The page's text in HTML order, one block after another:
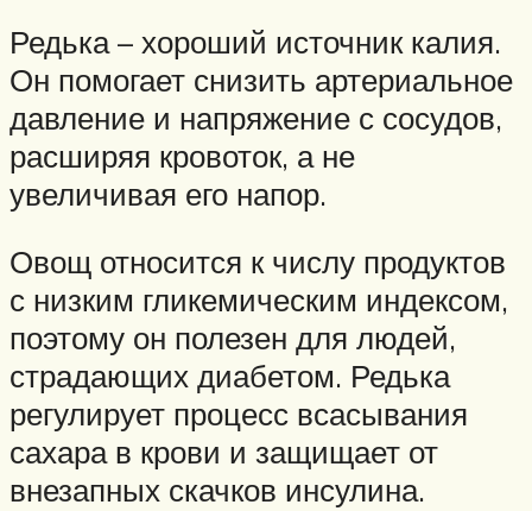
Редька – хороший источник калия.
Он помогает снизить артериальное
давление и напряжение с сосудов,
расширяя кровоток, а не
увеличивая его напор.
Овощ относится к числу продуктов
с низким гликемическим индексом,
поэтому он полезен для людей,
страдающих диабетом. Редька
регулирует процесс всасывания
сахара в крови и защищает от
внезапных скачков инсулина.